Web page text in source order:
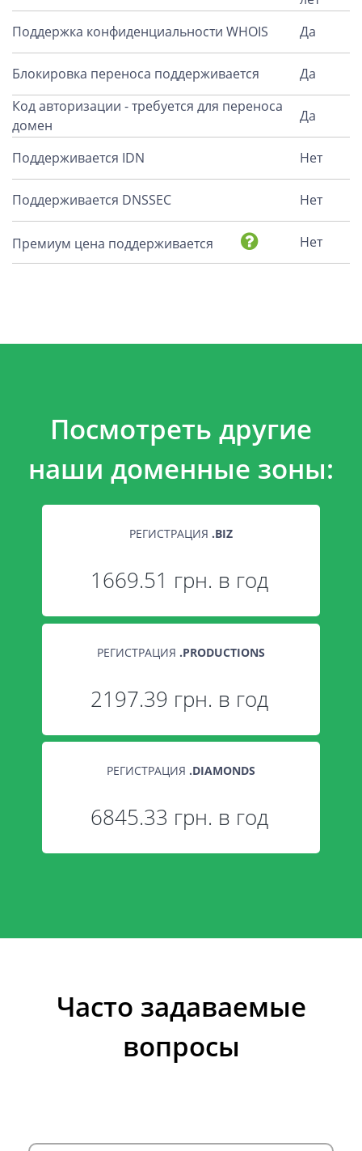
Поддержка конфиденциальности WHOIS
Да
Блокировка переноса поддерживается
Да
Код авторизации - требуется для переноса
домен
Да
Поддерживается IDN Нет
Поддерживается DNSSEC Нет
Премиум цена поддерживается Нет
Посмотреть другие
наши доменные зоны:
РЕГИСТРАЦИЯ .BIZ
1669.51 грн. в год
РЕГИСТРАЦИЯ .PRODUCTIONS
2197.39 грн. в год
РЕГИСТРАЦИЯ .DIAMONDS
6845.33 грн. в год
Часто задаваемые
вопросы